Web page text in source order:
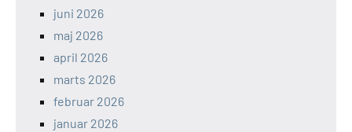
juni 2026
maj 2026
april 2026
marts 2026
februar 2026
januar 2026